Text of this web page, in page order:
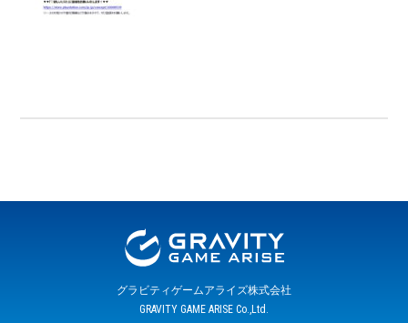
グラビティゲームアライズ株式会社
GRAVITY GAME ARISE Co.,Ltd.